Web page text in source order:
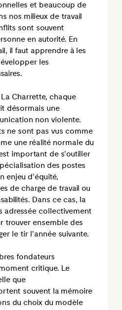
et beaucoup de
nos milieux de travail
sont souvent
en autorité. En
il faut apprendre à les
les
Charrette, chaque
désormais une
non violente.
ne sont pas vus comme
une réalité normale du
important de s’outiller
des postes
enjeu d’équité,
de charge de travail ou
Dans ce cas, la
adressée collectivement
trouver ensemble des
le tir l’année suivante.
fondateurs
critique. Le
que
souvent la mémoire
du choix du modèle